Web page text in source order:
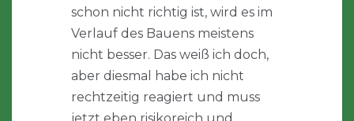
schon nicht richtig ist, wird es im
Verlauf des Bauens meistens
nicht besser. Das weiß ich doch,
aber diesmal habe ich nicht
rechtzeitig reagiert und muss